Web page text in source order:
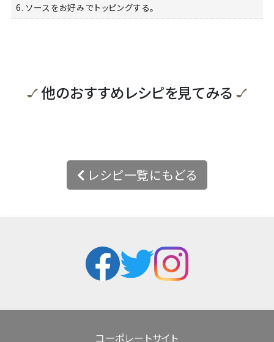
6. ソースをお好みでトッピングする。
他のおすすめレシピを見てみる
レシピ一覧にもどる
コーポレートサイト